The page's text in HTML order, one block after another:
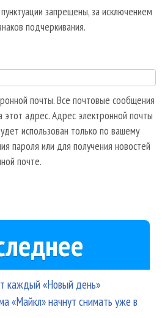
запрещены, за исключением
подчеркивания.
почты. Все почтовые сообщения
этот адрес. Адрес электронной почты
использован только по вашему
пароля или для получения новостей
почте.
каждый «Новый день»
«Майкл» начнут снимать уже в